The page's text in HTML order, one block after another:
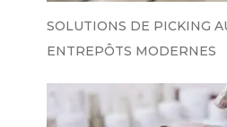
SOLUTIONS DE PICKING
ENTREPÔTS MODERNES